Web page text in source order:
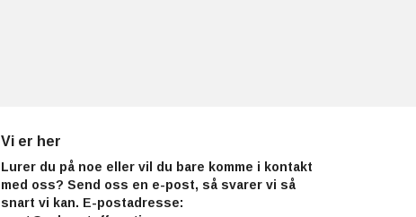
Vi er her
Lurer du på noe eller vil du bare komme i kontakt
med oss? Send oss en e-post, så svarer vi så
snart vi kan. E-postadresse: